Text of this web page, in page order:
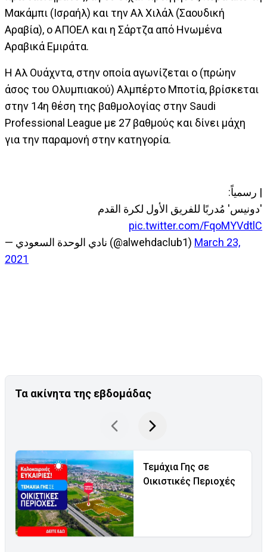
Μακάμπι (Ισραήλ) και την Αλ Χιλάλ (Σαουδική
Αραβία), ο ΑΠΟΕΛ και η Σάρτζα από Ηνωμένα
Αραβικά Εμιράτα.
Η Αλ Ουάχντα, στην οποία αγωνίζεται ο (πρώην
άσος του Ολυμπιακού) Αλμπέρτο Μποτία, βρίσκεται
στην 14η θέση της βαθμολογίας στην Saudi
Professional League με 27 βαθμούς και δίνει μάχη
για την παραμονή στην κατηγορία.
| رسمياً:
'دونيس' مُدربًا للفريق الأول لكرة القدم
pic.twitter.com/FqoMYVdtlC
— نادي الوحدة السعودي (@alwehdaclub1) March 23,
2021
Τα ακίνητα της εβδομάδας
Τεμάχια Γης σε
Οικιστικές Περιοχές